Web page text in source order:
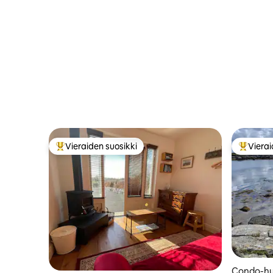
Vieraiden suosikkien parhaimmistoa
Vieraiden suosikki